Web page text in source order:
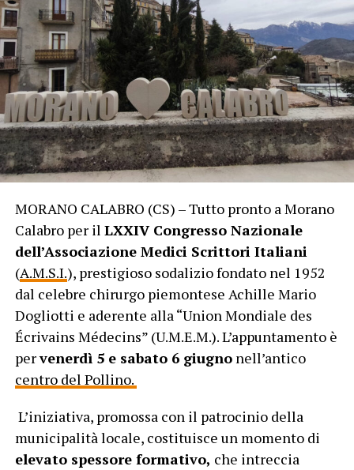
MORANO CALABRO (CS) – Tutto pronto a Morano
Calabro per il LXXIV Congresso Nazionale
dell’Associazione Medici Scrittori Italiani
(A.M.S.I.), prestigioso sodalizio fondato nel 1952
dal celebre chirurgo piemontese Achille Mario
Dogliotti e aderente alla “Union Mondiale des
Écrivains Médecins” (U.M.E.M.). L’appuntamento è
pervenerdì 5 e sabato 6 giugnonell’antico
centro del Pollino.
L’iniziativa, promossa con il patrocinio della
municipalità locale, costituisce un momento di
elevato spessore formativo, che intreccia